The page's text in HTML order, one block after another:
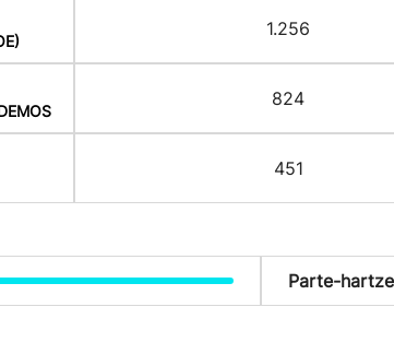
1.256
824
451
Parte-